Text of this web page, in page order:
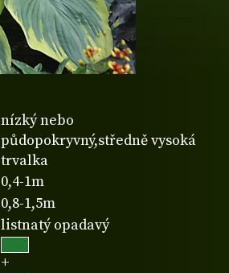
nízký nebo
půdopokryvný,středně vysoká
trvalka
0,4-1m
0,8-1,5m
listnatý opadavý
+